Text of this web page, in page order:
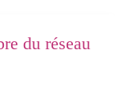
du réseau